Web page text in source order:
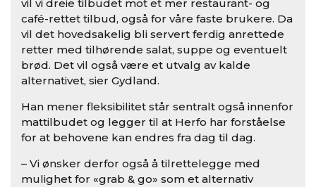
vil vi dreie tilbudet mot et mer restaurant- og
café-rettet tilbud, også for våre faste brukere. Da
vil det hovedsakelig bli servert ferdig anrettede
retter med tilhørende salat, suppe og eventuelt
brød. Det vil også være et utvalg av kalde
alternativet, sier Gydland.
Han mener fleksibilitet står sentralt også innenfor
mattilbudet og legger til at Herfo har forståelse
for at behovene kan endres fra dag til dag.
– Vi ønsker derfor også å tilrettelegge med
mulighet for «grab & go» som et alternativ